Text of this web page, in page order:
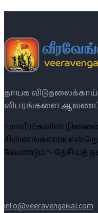
தாயக விடுதலைக்காய்
விபரங்களை
“மாவீரர்களின்
சின்னங்களாக
வேண்டும் ”- தேசியத்
info@veeravengaikal.com